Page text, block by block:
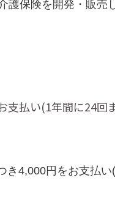
護保険を開発・販売
支払い(1年間に24回
き4,000円をお支払い